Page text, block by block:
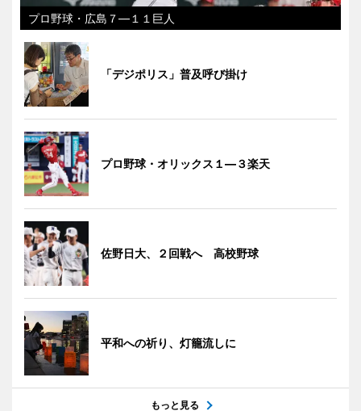
プロ野球・広島７―１１巨人
「デジポリス」普及呼び掛け
プロ野球・オリックス１―３楽天
佐野日大、２回戦へ 高校野球
平和への祈り、灯籠流しに
もっと見る